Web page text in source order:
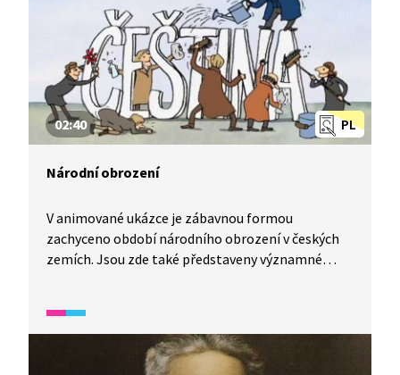
PL
02:40
Národní obrození
V animované ukázce je zábavnou formou
zachyceno období národního obrození v českých
zemích. Jsou zde také představeny významné